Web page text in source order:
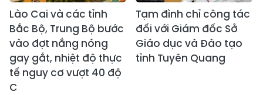
Lào Cai và các tỉnh
Bắc Bộ, Trung Bộ bước
vào đợt nắng nóng
gay gắt, nhiệt độ thực
tế nguy cơ vượt 40 độ
C
Tạm đình chỉ công tác
đối với Giám đốc Sở
Giáo dục và Đào tạo
tỉnh Tuyên Quang